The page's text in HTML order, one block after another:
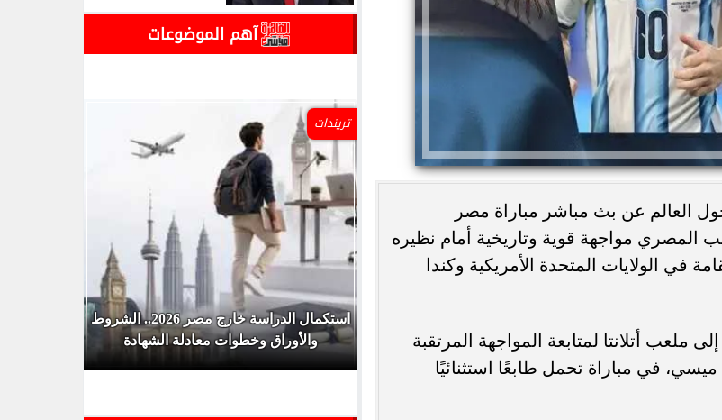
العالم عن بث مباشر مباراة مصر
حيث يخوض المنتخب المصري مواجهة قوية وتاريخية أمام نظيره
الـ16 من البطولة المقامة في الولايات المتحدة الأمريكية وكندا
أتلانتا لمتابعة المواجهة المرتقبة
ميسي، في مباراة تحمل طابعًا استثنائيًا
آهم الموضوعات
وإصابة 6 في تصادم بطريق العلمين
تريندات
استكمال الدراسة خارج مصر 2026.. الشروط
والأوراق وخطوات معادلة الشهادة